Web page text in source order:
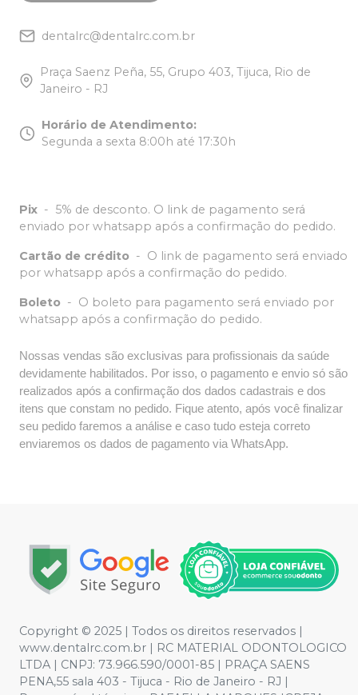
dentalrc@dentalrc.com.br
Praça Saenz Peña, 55, Grupo 403, Tijuca, Rio de
Janeiro - RJ
Horário de Atendimento:
Segunda a sexta 8:00h até 17:30h
Pix - 5% de desconto. O link de pagamento será
enviado por whatsapp após a confirmação do pedido.
Cartão de crédito - O link de pagamento será enviado
por whatsapp após a confirmação do pedido.
Boleto - O boleto para pagamento será enviado por
whatsapp após a confirmação do pedido.
Nossas vendas são exclusivas para profissionais da saúde
devidamente habilitados. Por isso, o pagamento e envio só são
realizados após a confirmação dos dados cadastrais e dos
itens que constam no pedido. Fique atento, após você finalizar
seu pedido faremos a análise e caso tudo esteja correto
enviaremos os dados de pagamento via WhatsApp.
Copyright © 2025 | Todos os direitos reservados |
www.dentalrc.com.br | RC MATERIAL ODONTOLOGICO
LTDA | CNPJ: 73.966.590/0001-85 | PRAÇA SAENS
PENA,55 sala 403 - Tijuca - Rio de Janeiro - RJ |